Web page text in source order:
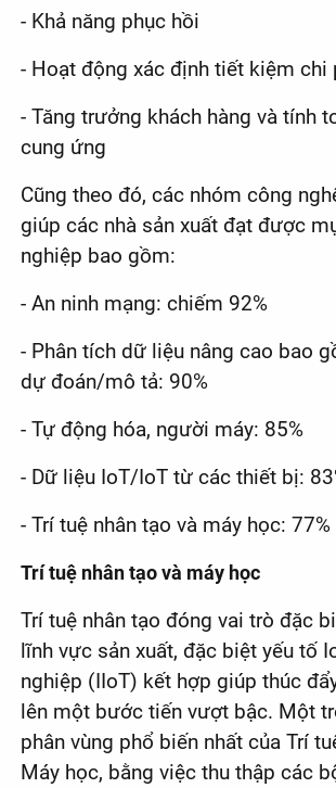
- Khả năng phục hồi
- Hoạt động xác định tiết kiệm chi
- Tăng trưởng khách hàng và tính
cung ứng
Cũng theo đó, các nhóm công
giúp các nhà sản xuất đạt được
nghiệp bao gồm:
- An ninh mạng: chiếm 92%
- Phân tích dữ liệu nâng cao bao
dự đoán/mô tả: 90%
- Tự động hóa, người máy: 85%
- Dữ liệu IoT/IoT từ các thiết bị:
- Trí tuệ nhân tạo và máy học: 77%
Trí tuệ nhân tạo và máy học
Trí tuệ nhân tạo đóng vai trò đặc
lĩnh vực sản xuất, đặc biệt yếu tố
nghiệp (IIoT) kết hợp giúp thúc
lên một bước tiến vượt bậc. Một
phân vùng phổ biến nhất của Trí
Máy học, bằng việc thu thập các